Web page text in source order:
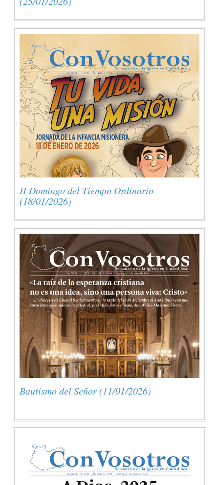
II Domingo del Tiempo Ordinario
(18/01/2026)
Bautismo del Señor (11/01/2026)